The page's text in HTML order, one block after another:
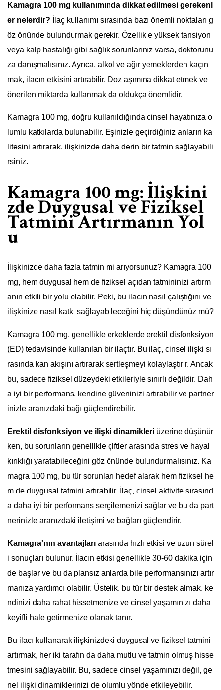
Kamagra 100 mg kullanımında dikkat edilmesi gerekenl
er nelerdir? İlaç kullanımı sırasında bazı önemli noktaları g
öz önünde bulundurmak gerekir. Özellikle yüksek tansiyon
veya kalp hastalığı gibi sağlık sorunlarınız varsa, doktorunu
za danışmalısınız. Ayrıca, alkol ve ağır yemeklerden kaçın
mak, ilacın etkisini artırabilir. Doz aşımına dikkat etmek ve
önerilen miktarda kullanmak da oldukça önemlidir.
Kamagra 100 mg, doğru kullanıldığında cinsel hayatınıza o
lumlu katkılarda bulunabilir. Eşinizle geçirdiğiniz anların ka
litesini artırarak, ilişkinizde daha derin bir tatmin sağlayabili
rsiniz.
Kamagra 100 mg: İlişkini
zde Duygusal ve Fiziksel
Tatmini Artırmanın Yol
u
İlişkinizde daha fazla tatmin mi arıyorsunuz? Kamagra 100
mg, hem duygusal hem de fiziksel açıdan tatmininizi artırm
anın etkili bir yolu olabilir. Peki, bu ilacın nasıl çalıştığını ve
ilişkinize nasıl katkı sağlayabileceğini hiç düşündünüz mü?
Kamagra 100 mg, genellikle erkeklerde erektil disfonksiyon
(ED) tedavisinde kullanılan bir ilaçtır. Bu ilaç, cinsel ilişki sı
rasında kan akışını artırarak sertleşmeyi kolaylaştırır. Ancak
bu, sadece fiziksel düzeydeki etkileriyle sınırlı değildir. Dah
a iyi bir performans, kendine güveninizi artırabilir ve partner
inizle aranızdaki bağı güçlendirebilir.
Erektil disfonksiyon ve ilişki dinamikleri üzerine düşünür
ken, bu sorunların genellikle çiftler arasında stres ve hayal
kırıklığı yaratabileceğini göz önünde bulundurmalısınız. Ka
magra 100 mg, bu tür sorunları hedef alarak hem fiziksel he
m de duygusal tatmini artırabilir. İlaç, cinsel aktivite sırasınd
a daha iyi bir performans sergilemenizi sağlar ve bu da part
nerinizle aranızdaki iletişimi ve bağları güçlendirir.
Kamagra'nın avantajları arasında hızlı etkisi ve uzun sürel
i sonuçları bulunur. İlacın etkisi genellikle 30-60 dakika için
de başlar ve bu da plansız anlarda bile performansınızı artır
manıza yardımcı olabilir. Üstelik, bu tür bir destek almak, ke
ndinizi daha rahat hissetmenize ve cinsel yaşamınızı daha
keyifli hale getirmenize olanak tanır.
Bu ilacı kullanarak ilişkinizdeki duygusal ve fiziksel tatmini
artırmak, her iki tarafın da daha mutlu ve tatmin olmuş hisse
tmesini sağlayabilir. Bu, sadece cinsel yaşamınızı değil, ge
nel ilişki dinamiklerinizi de olumlu yönde etkileyebilir.